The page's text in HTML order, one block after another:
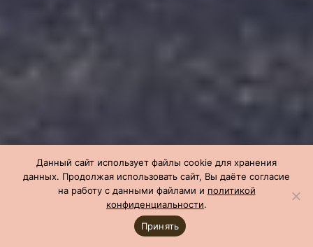
Данный сайт использует файлы cookie для хранения
данных. Продолжая использовать сайт, Вы даёте согласие
на работу с данными файлами и политикой
конфиденциальности.
Принять